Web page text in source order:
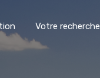
Votre recherche